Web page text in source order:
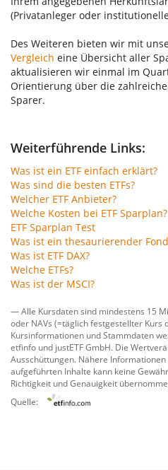
(Privatanleger oder
Des Weiteren bieten wir mit
Vergleich eine Übersicht aller
aktualisieren wir einmal im
Orientierung über die
Sparer.
Weiterführende Links:
Was ist ein ETF einfach erklärt?
Was sind die besten ETFs?
Welcher ETF Anbieter?
Welche Kosten bei ETF Sparplan?
ETF Sparplan Test
Was ist ein thesaurierender
Was ist ETF DAX?
Welche ETFs?
Was ist der MSCI?
— Alle Kursdaten sind mindestens 15
oder NAVs (=täglich festgestellter Kurs
Kursinformationen und Stammdaten
etfinfo und justETF GmbH. Die
Ausschüttungen. Nähere
aufgeführten Inhalte kann keine
Richtigkeit und Genauigkeit
Quelle: